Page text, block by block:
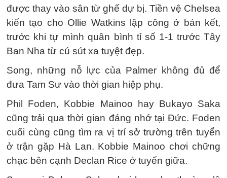
được thay vào sân từ ghế dự bị. Tiền vệ Chelsea
kiến tạo cho Ollie Watkins lập công ở bán kết,
trước khi tự mình quân bình tỉ số 1-1 trước Tây
Ban Nha từ cú sút xa tuyệt đẹp.
Song, những nỗ lực của Palmer không đủ để
đưa Tam Sư vào thời gian hiệp phụ.
Phil Foden, Kobbie Mainoo hay Bukayo Saka
cũng trải qua thời gian đáng nhớ tại Đức. Foden
cuối cùng cũng tìm ra vị trí sở trường trên tuyển
ở trận gặp Hà Lan. Kobbie Mainoo chơi chững
chạc bên cạnh Declan Rice ở tuyến giữa.